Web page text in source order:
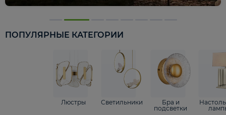
ПОПУЛЯРНЫЕ КАТЕГОРИИ
Люстры Светильники
Бра и
подсветки